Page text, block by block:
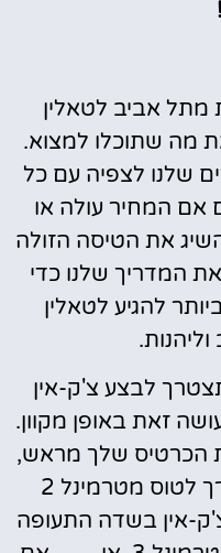
מתל אביב לטאלין
מה שתוכלו למצוא.
שלנו לצפיה עם כל
אם המחיר עולה או
את הטיסה הזולה
המדריך שלנו כדי
להגיע לטאלין
לבצע צ'ק-אין
עושה זאת באופן מקוון.
הכרטיס שלך מראש,
מכיוון שככל הנראה תצטרך לטוס מטרמינל 2
צ'ק-אין בשדה התעופה